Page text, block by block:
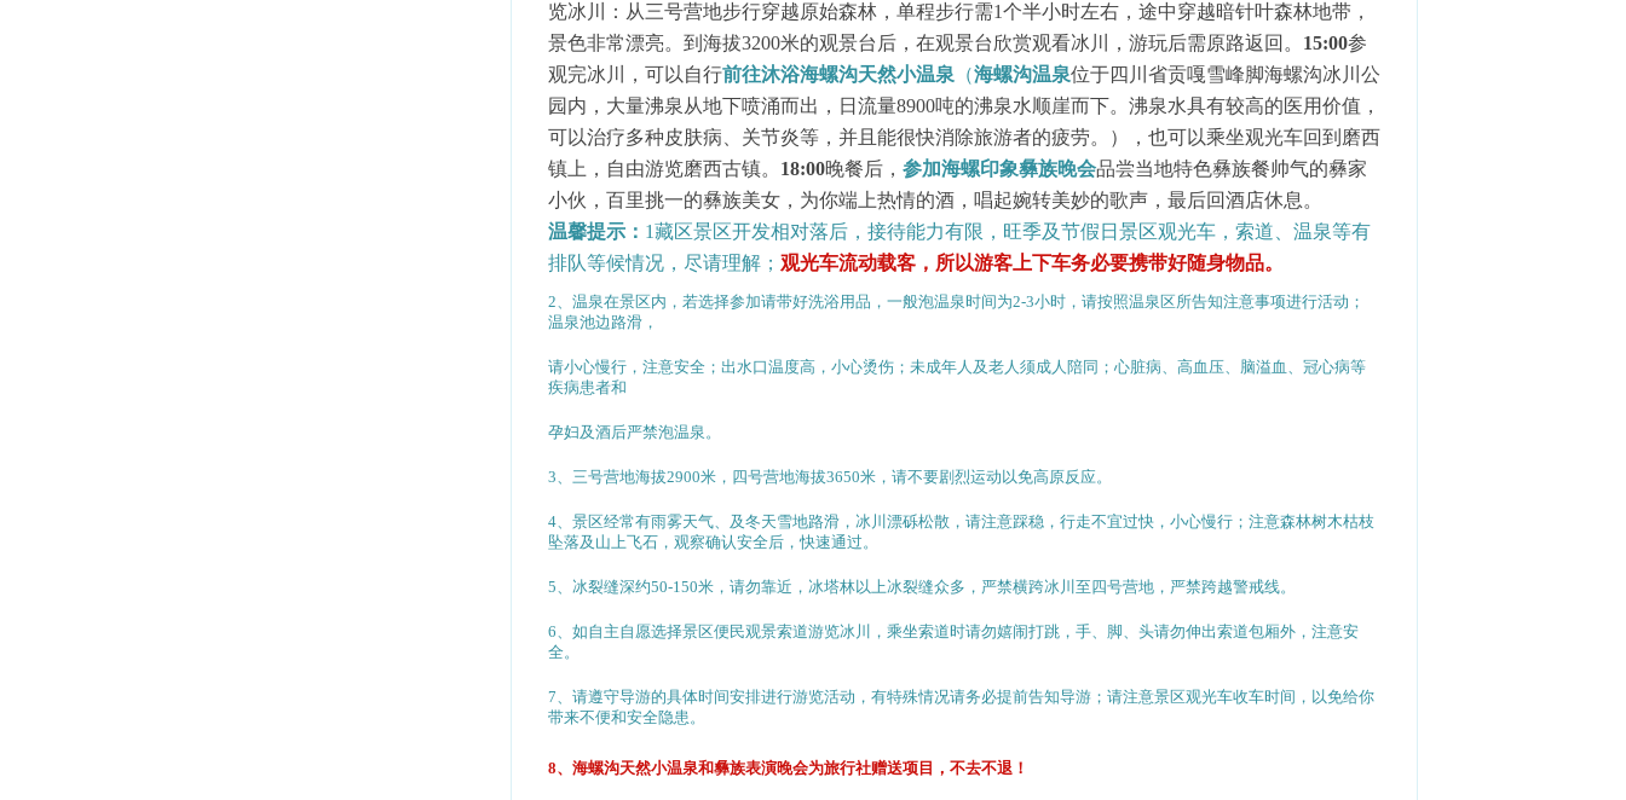
览冰川：从三号营地步行穿越原始森林，单程步行需1个半小时左右，途中穿越暗针叶森林地带，
景色非常漂亮。到海拔3200米的观景台后，在观景台欣赏观看冰川，游玩后需原路返回。 15:00参
观完冰川，可以自行前往沐浴海螺沟天然小温泉 （海螺沟温泉位于四川省贡嘎雪峰脚海螺沟冰川公
园内，大量沸泉从地下喷涌而出，日流量8900吨的沸泉水顺崖而下。沸泉水具有较高的医用价值，
可以治疗多种皮肤病、关节炎等，并且能很快消除旅游者的疲劳。），也可以乘坐观光车回到磨西
镇上，自由游览磨西古镇。 18:00晚餐后， 参加海螺印象彝族晚会品尝当地特色彝族餐帅气的彝家
小伙，百里挑一的彝族美女，为你端上热情的酒，唱起婉转美妙的歌声，最后回酒店休息。
温馨提示： 1藏区景区开发相对落后，接待能力有限，旺季及节假日景区观光车，索道、温泉等有
排队等候情况，尽请理解； 观光车流动载客，所以游客上下车务必要携带好随身物品。
2、温泉在景区内，若选择参加请带好洗浴用品，一般泡温泉时间为2-3小时，请按照温泉区所告知注意事项进行活动；
温泉池边路滑，
请小心慢行，注意安全；出水口温度高，小心烫伤；未成年人及老人须成人陪同；心脏病、高血压、脑溢血、冠心病等
疾病患者和
孕妇及酒后严禁泡温泉。
3、三号营地海拔2900米，四号营地海拔3650米，请不要剧烈运动以免高原反应。
4、景区经常有雨雾天气、及冬天雪地路滑，冰川漂砾松散，请注意踩稳，行走不宜过快，小心慢行；注意森林树木枯枝
坠落及山上飞石，观察确认安全后，快速通过。
5、冰裂缝深约50-150米，请勿靠近，冰塔林以上冰裂缝众多，严禁横跨冰川至四号营地，严禁跨越警戒线。
6、如自主自愿选择景区便民观景索道游览冰川，乘坐索道时请勿嬉闹打跳，手、脚、头请勿伸出索道包厢外，注意安
全。
7、请遵守导游的具体时间安排进行游览活动，有特殊情况请务必提前告知导游；请注意景区观光车收车时间，以免给你
带来不便和安全隐患。
8、 海螺沟天然小温泉和彝族表演晚会为旅行社赠送项目，不去不退！